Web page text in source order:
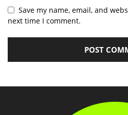
Save my name, email, and
next time I comment.